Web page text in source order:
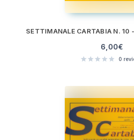
6,00€
0